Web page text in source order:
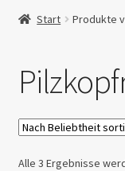
Blog
Mein Konto
Start Produkte
Alle 3 Ergebnisse